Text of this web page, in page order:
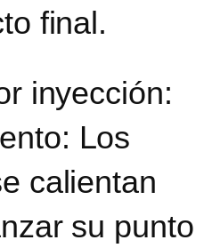
final.
inyección:
Los
calientan
su punto